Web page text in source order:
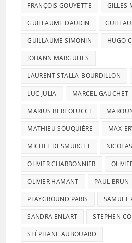
FRANÇOIS GOUYETTE GILLES
GUILLAUME DAUDIN
GUILLAUME SIMONIN HUGO
JOHANN MARGULIES
LAURENT STALLA-BOURDILLON
LUC JULIA MARCEL GAUCHET
MARIUS BERTOLUCCI
MATHIEU SOUQUIÈRE MAX-
MICHEL DESMURGET
OLIVIER CHARBONNIER
OLIVIER HAMANT PAUL BRUN
PLAYGROUND PARIS SAMUEL
SANDRA ENLART STEPHEN
STÉPHANE AUBOUARD